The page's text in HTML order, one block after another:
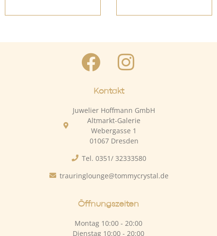
Kontakt
Juwelier Hoffmann GmbH
Altmarkt-Galerie
Webergasse 1
01067 Dresden
Tel. 0351/ 32333580
trauringlounge@tommycrystal.de
Öffnungszeiten
Montag 10:00 - 20:00
Dienstag 10:00 - 20:00